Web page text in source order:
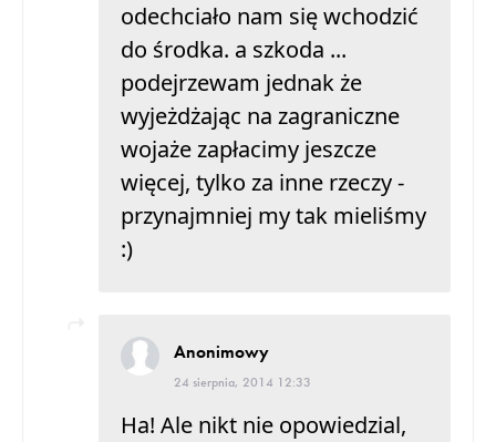
odechciało nam się wchodzić
do środka. a szkoda ...
podejrzewam jednak że
wyjeżdżając na zagraniczne
wojaże zapłacimy jeszcze
więcej, tylko za inne rzeczy -
przynajmniej my tak mieliśmy
:)
Anonimowy
24 sierpnia, 2014 12:33
Ha! Ale nikt nie opowiedzial,